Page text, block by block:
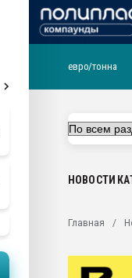
28.07.2026
Всё, что касается
Материал
Продам отходы
поликарбоната и
евро/тонна
НОВОСТИ
Главная